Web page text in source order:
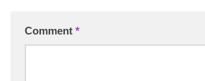
Comment *